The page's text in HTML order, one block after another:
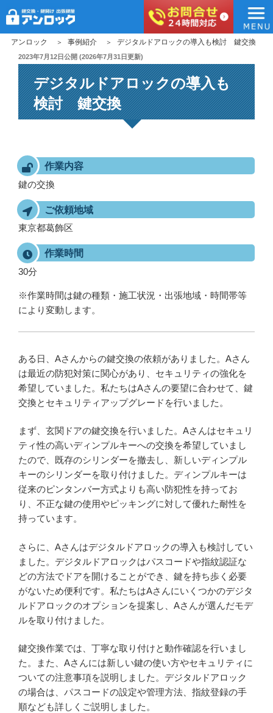
アンロック
アンロック 事例紹介 デジタルドアロックの導入も検討 鍵交換
投
稿
日:
2023年7月12日公開 (2026年7月31日更新)
デジタルドアロックの導入も
検討 鍵交換
作業内容
鍵の交換
ご依頼地域
東京都葛飾区
作業時間
30分
※作業時間は鍵の種類・施工状況・出張地域・時間帯等
により変動します。
ある日、Aさんからの鍵交換の依頼がありました。Aさん
は最近の防犯対策に関心があり、セキュリティの強化を
希望していました。私たちはAさんの要望に合わせて、鍵
交換とセキュリティアップグレードを行いました。
まず、玄関ドアの鍵交換を行いました。Aさんはセキュリ
ティ性の高いディンプルキーへの交換を希望していまし
たので、既存のシリンダーを撤去し、新しいディンプル
キーのシリンダーを取り付けました。ディンプルキーは
従来のピンタンバー方式よりも高い防犯性を持ってお
り、不正な鍵の使用やピッキングに対して優れた耐性を
持っています。
さらに、Aさんはデジタルドアロックの導入も検討してい
ました。デジタルドアロックはパスコードや指紋認証な
どの方法でドアを開けることができ、鍵を持ち歩く必要
がないため便利です。私たちはAさんにいくつかのデジタ
ルドアロックのオプションを提案し、Aさんが選んだモデ
ルを取り付けました。
鍵交換作業では、丁寧な取り付けと動作確認を行いまし
た。また、Aさんには新しい鍵の使い方やセキュリティに
ついての注意事項を説明しました。デジタルドアロック
の場合は、パスコードの設定や管理方法、指紋登録の手
順なども詳しくご説明しました。